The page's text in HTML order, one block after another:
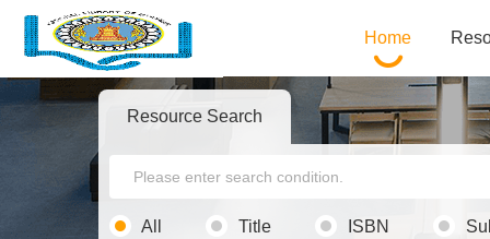
Home
Resource Search
All Title ISBN